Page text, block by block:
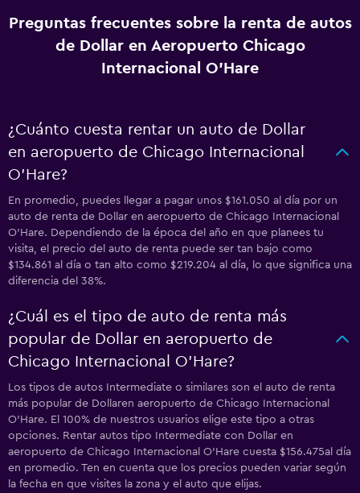
Preguntas frecuentes sobre la renta de autos
de Dollar en Aeropuerto Chicago
Internacional O'Hare
¿Cuánto cuesta rentar un auto de Dollar
en aeropuerto de Chicago Internacional
O'Hare?
En promedio, puedes llegar a pagar unos $161.050 al día por un
auto de renta de Dollar en aeropuerto de Chicago Internacional
O'Hare. Dependiendo de la época del año en que planees tu
visita, el precio del auto de renta puede ser tan bajo como
$134.861 al día o tan alto como $219.204 al día, lo que significa una
diferencia del 38%.
¿Cuál es el tipo de auto de renta más
popular de Dollar en aeropuerto de
Chicago Internacional O'Hare?
Los tipos de autos Intermediate o similares son el auto de renta
más popular de Dollaren aeropuerto de Chicago Internacional
O'Hare. El 100% de nuestros usuarios elige este tipo a otras
opciones. Rentar autos tipo Intermediate con Dollar en
aeropuerto de Chicago Internacional O'Hare cuesta $156.475al día
en promedio. Ten en cuenta que los precios pueden variar según
la fecha en que visites la zona y el auto que elijas.